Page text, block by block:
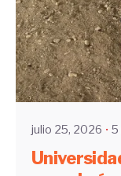
UHE
julio 25, 2026 5